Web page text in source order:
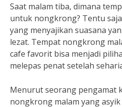
Saat malam tiba, dimana
untuk nongkrong? Tentu
yang menyajikan suasana
lezat. Tempat nongkrong
cafe favorit bisa menjadi
melepas penat setelah
Menurut seorang pengamat
nongkrong malam yang